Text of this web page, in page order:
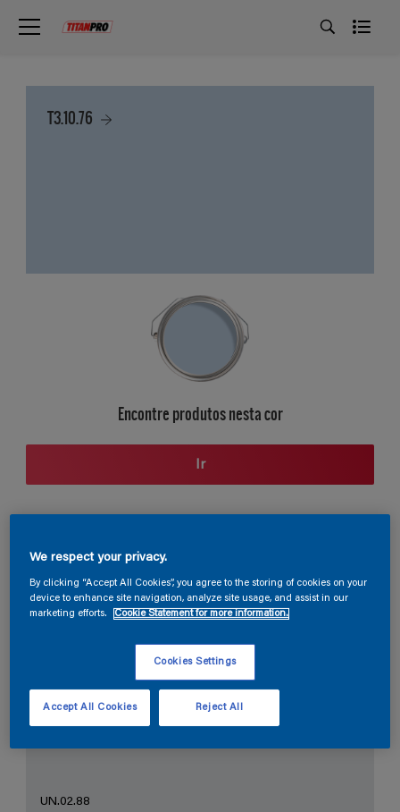
T3.10.76
Encontre produtos nesta cor
Ir
Seção de cores
UN.02.88
We respect your privacy.
By clicking “Accept All Cookies”, you agree to the storing of cookies on your
device to enhance site navigation, analyze site usage, and assist in our
marketing efforts.
Cookie Statement for more information.
Cookies Settings
Reject All
Accept All Cookies